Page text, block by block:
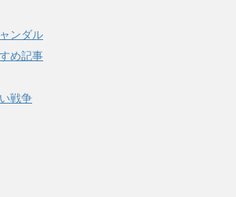
ンダル
め記事
戦争